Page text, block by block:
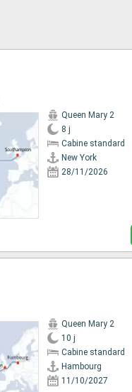
Queen Mary 2
8 j
Cabine standard
New York
28/11/2026
Queen Mary 2
10 j
Cabine standard
Hambourg
11/10/2027